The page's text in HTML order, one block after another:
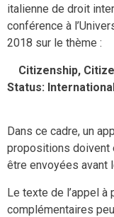
italienne de droit
conférence à
2018 sur le thème :
Citizenship,
Status:
Dans ce cadre, un
propositions doivent
être envoyées avant
Le texte de l’appel
complémentaires